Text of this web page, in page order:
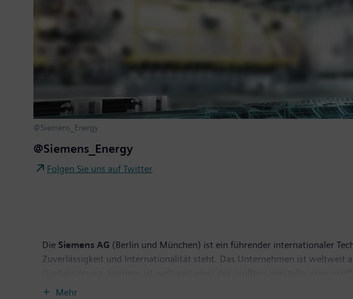
@Siemens_Energy
@Siemens_Energy
Folgen Sie uns auf Twitter
Die Siemens AG (Berlin und München) ist ein führender internationaler
Zuverlässigkeit und Internationalität steht. Das Unternehmen ist weltweit
effizienter Energieerzeugungs- und Energieübertragungslösungen,
Mehr